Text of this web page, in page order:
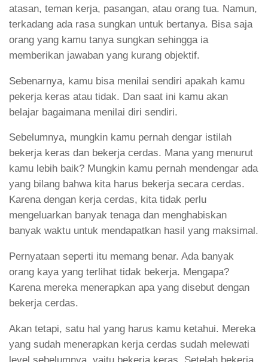
atasan, teman kerja, pasangan, atau orang tua. Namun,
terkadang ada rasa sungkan untuk bertanya. Bisa saja
orang yang kamu tanya sungkan sehingga ia
memberikan jawaban yang kurang objektif.
Sebenarnya, kamu bisa menilai sendiri apakah kamu
pekerja keras atau tidak. Dan saat ini kamu akan
belajar bagaimana menilai diri sendiri.
Sebelumnya, mungkin kamu pernah dengar istilah
bekerja keras dan bekerja cerdas. Mana yang menurut
kamu lebih baik? Mungkin kamu pernah mendengar ada
yang bilang bahwa kita harus bekerja secara cerdas.
Karena dengan kerja cerdas, kita tidak perlu
mengeluarkan banyak tenaga dan menghabiskan
banyak waktu untuk mendapatkan hasil yang maksimal.
Pernyataan seperti itu memang benar. Ada banyak
orang kaya yang terlihat tidak bekerja. Mengapa?
Karena mereka menerapkan apa yang disebut dengan
bekerja cerdas.
Akan tetapi, satu hal yang harus kamu ketahui. Mereka
yang sudah menerapkan kerja cerdas sudah melewati
level sebelumnya, yaitu bekerja keras. Setelah bekerja